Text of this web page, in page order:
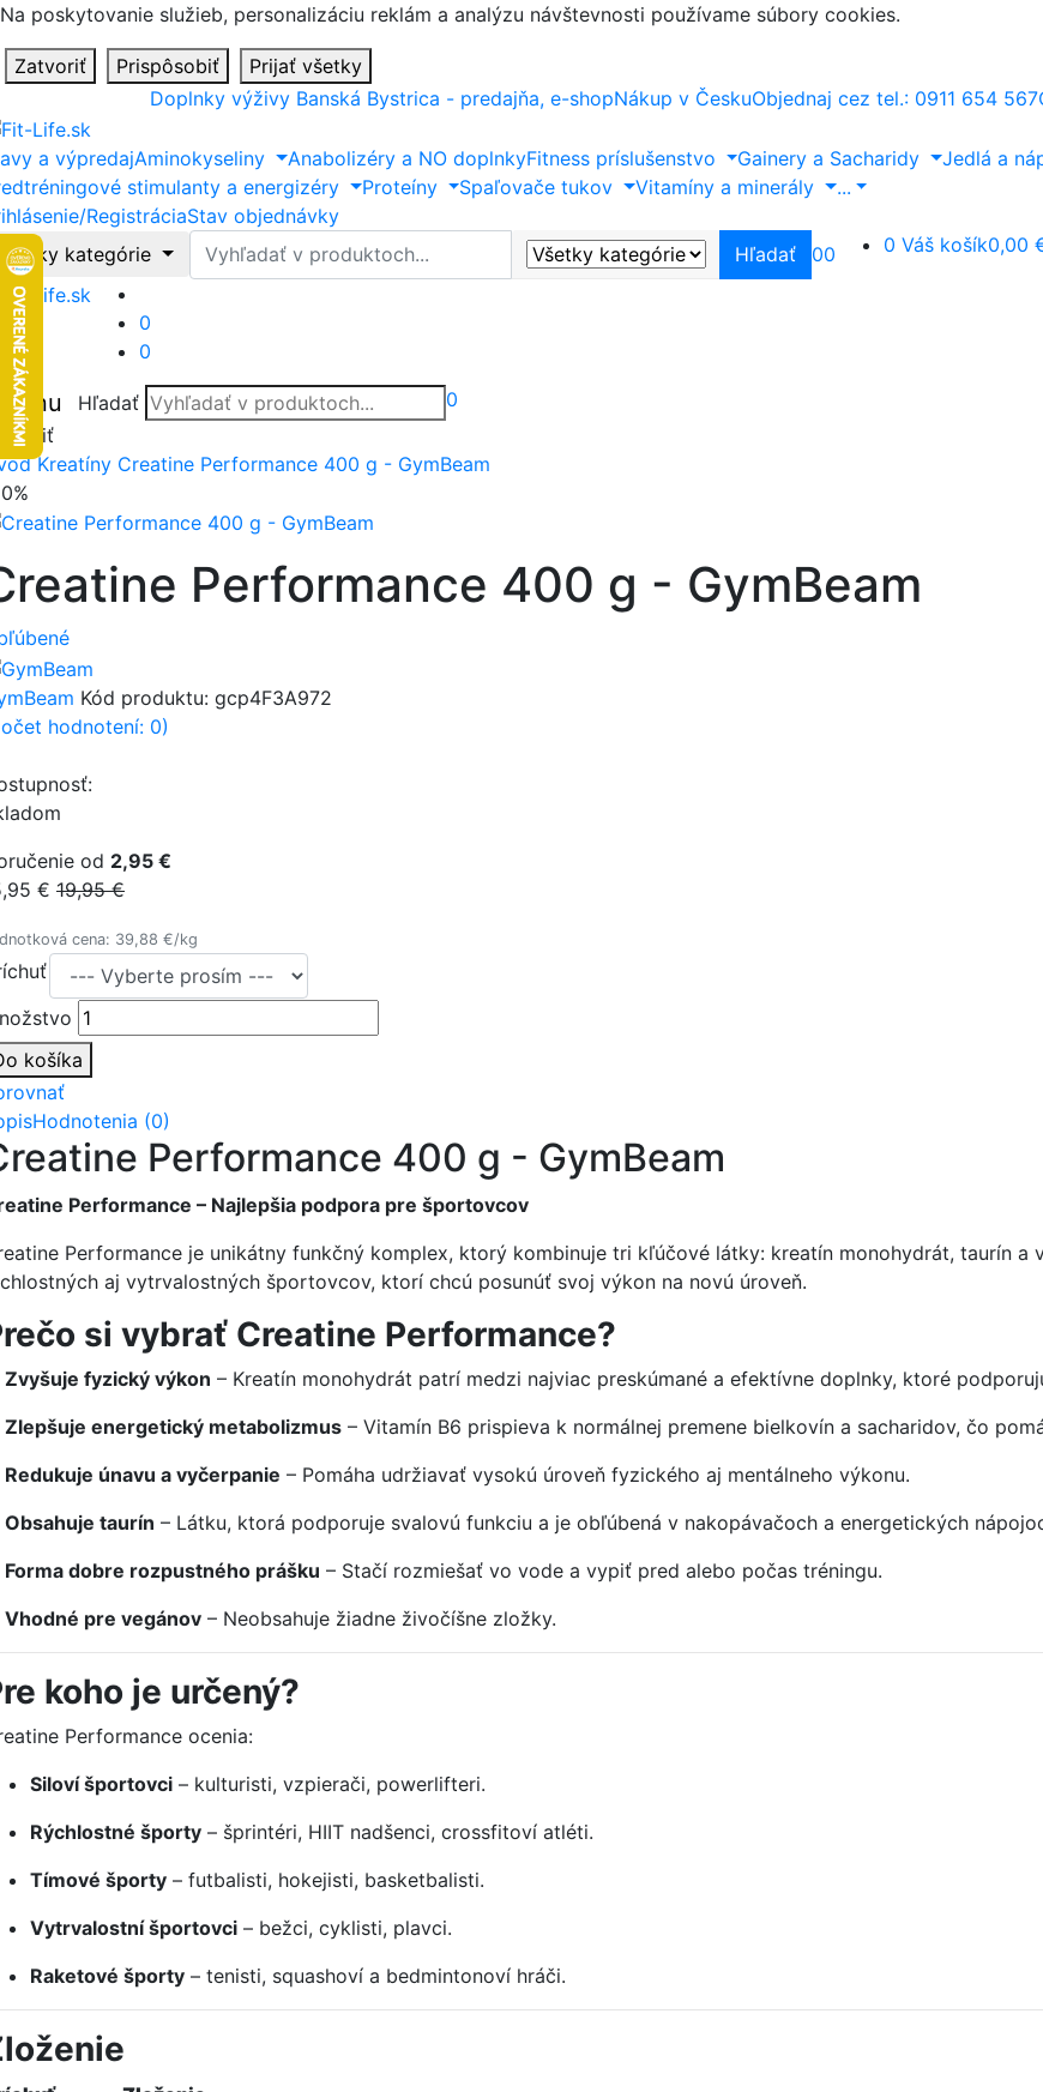
Na poskytovanie služieb, personalizáciu reklám a analýzu návštevnosti používame súbory cookies.
Zatvoriť Prispôsobiť
Prijať všetky
Doplnky výživy Banská Bystrica - predajňa, e-shopNákup v ČeskuObjednaj cez tel.: 0911 654 567
a výpredajAminokyseliny Anabolizéry a NO doplnkyFitness príslušenstvo Gainery a Sacharidy Jedlá a
stimulanty a energizéry
Proteíny Spaľovače tukov Vitamíny a minerály
...
RegistráciaStav objednávky
kategórie
Hľadať Hľadať 00 0 Váš košík0,00
0
0
Hľadať 0
Kreatíny Creatine Performance 400 g - GymBeam
Performance 400 g - GymBeam
Kód produktu: gcp4F3A972
hodnotení: 0)
od 2,95 €
€ 19,95 €
cena: 39,88 €/kg
košíka
Hodnotenia (0)
Performance 400 g - GymBeam
Performance – Najlepšia podpora pre športovcov
Performance je unikátny funkčný komplex, ktorý kombinuje tri kľúčové látky: kreatín monohydrát, taurín a
aj vytrvalostných športovcov, ktorí chcú posunúť svoj výkon na novú úroveň.
si vybrať Creatine Performance?
Zvyšuje fyzický výkon – Kreatín monohydrát patrí medzi najviac preskúmané a efektívne doplnky, ktoré
Zlepšuje energetický metabolizmus – Vitamín B6 prispieva k normálnej premene bielkovín a sacharidov, čo
Redukuje únavu a vyčerpanie – Pomáha udržiavať vysokú úroveň fyzického aj mentálneho výkonu.
Obsahuje taurín – Látku, ktorá podporuje svalovú funkciu a je obľúbená v nakopávačoch a energetických
Forma dobre rozpustného prášku – Stačí rozmiešať vo vode a vypiť pred alebo počas tréningu.
Vhodné pre vegánov – Neobsahuje žiadne živočíšne zložky.
koho je určený?
Performance ocenia:
Siloví športovci – kulturisti, vzpierači, powerlifteri.
Rýchlostné športy – šprintéri, HIIT nadšenci, crossfitoví atléti.
Tímové športy – futbalisti, hokejisti, basketbalisti.
Vytrvalostní športovci – bežci, cyklisti, plavci.
Raketové športy – tenisti, squashoví a bedmintonoví hráči.